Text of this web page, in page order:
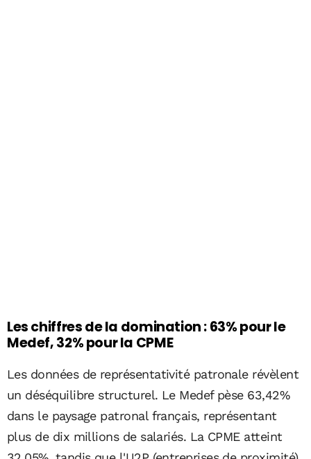
Les chiffres de la domination : 63% pour le
Medef, 32% pour la CPME
Les données de représentativité patronale révèlent
un déséquilibre structurel. Le Medef pèse 63,42%
dans le paysage patronal français, représentant
plus de dix millions de salariés. La CPME atteint